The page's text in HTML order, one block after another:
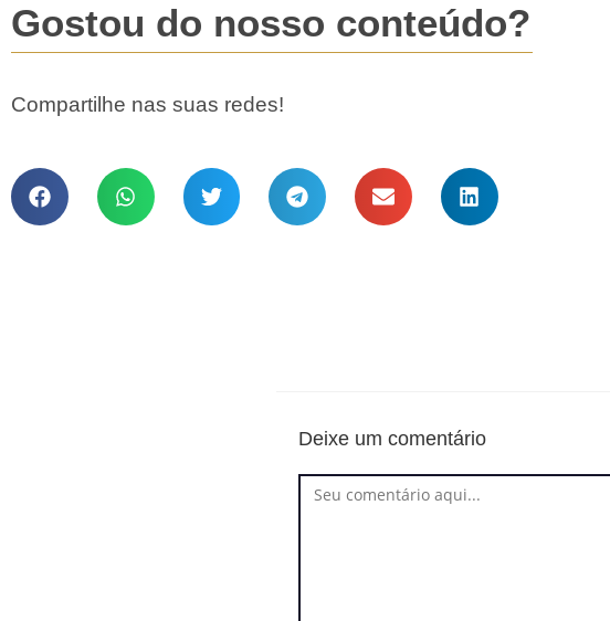
Gostou do nosso conteúdo?
Compartilhe nas suas redes!
Deixe um comentário